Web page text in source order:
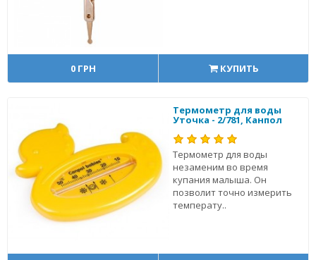
0 ГРН КУПИТЬ
Термометр для воды
Уточка - 2/781, Канпол
Термометр для воды
незаменим во время
купания малыша. Он
позволит точно измерить
температу..